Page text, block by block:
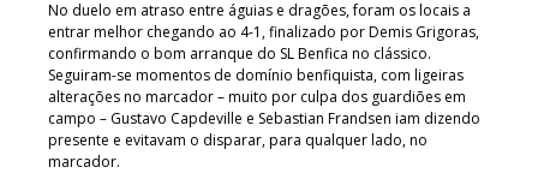
No duelo em atraso entre águias e dragões, foram os locais a
entrar melhor chegando ao 4-1, finalizado por Demis Grigoras,
confirmando o bom arranque do SL Benfica no clássico.
Seguiram-se momentos de domínio benfiquista, com ligeiras
alterações no marcador – muito por culpa dos guardiões em
campo – Gustavo Capdeville e Sebastian Frandsen iam dizendo
presente e evitavam o disparar, para qualquer lado, no
marcador.